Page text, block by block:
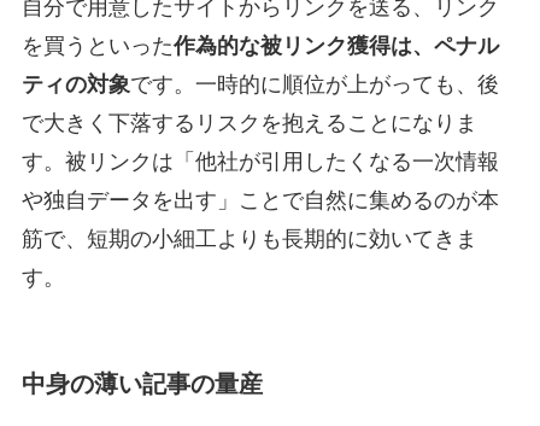
自分で用意したサイトからリンクを送る、リンク
を買うといった作為的な被リンク獲得は、ペナル
ティの対象です。一時的に順位が上がっても、後
で大きく下落するリスクを抱えることになりま
す。被リンクは「他社が引用したくなる一次情報
や独自データを出す」ことで自然に集めるのが本
筋で、短期の小細工よりも長期的に効いてきま
す。
中身の薄い記事の量産